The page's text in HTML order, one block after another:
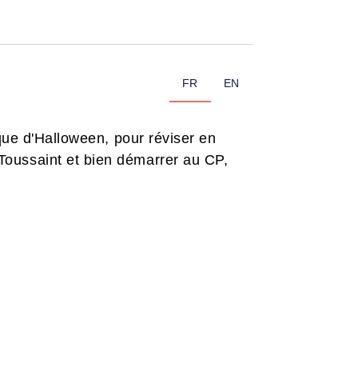
FR EN
d'Halloween, pour réviser en
et bien démarrer au CP,